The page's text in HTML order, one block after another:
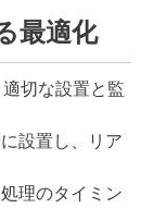
最適化
切な設置と監
設置し、リア
理のタイミン